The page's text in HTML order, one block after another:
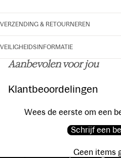
VERZENDING & RETOURNEREN
VEILIGHEIDSINFORMATIE
Aanbevolen voor jou
Klantbeoordelingen
Wees de eerste om een
Schrijf een
Geen items